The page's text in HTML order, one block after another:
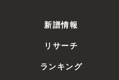
新譜情報
リサーチ
ランキング